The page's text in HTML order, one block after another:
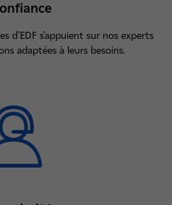
d’EDF s’appuient sur nos experts
adaptées à leurs besoins.